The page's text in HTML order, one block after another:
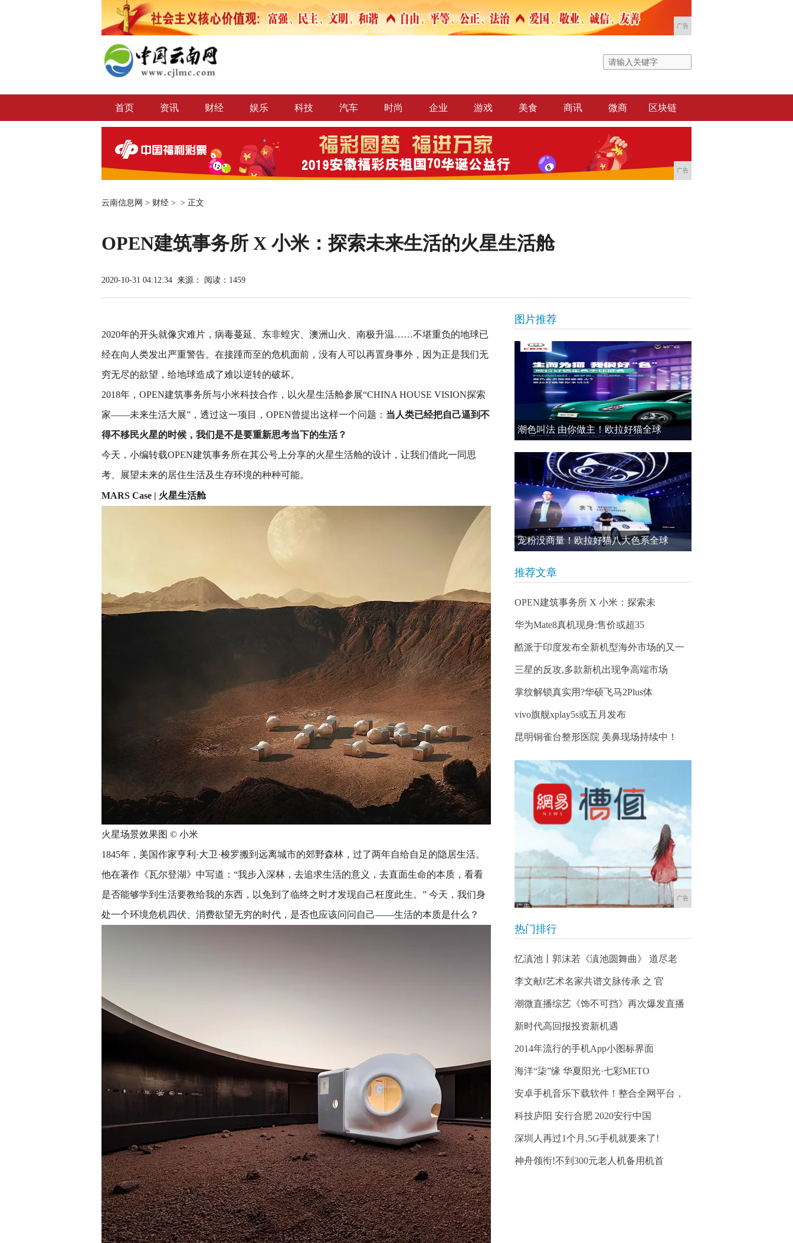
广告
首页 资讯 财经 娱乐 科技 汽车 时尚 企业 游戏 美食 商讯 微商 区块链
广告
云南信息网 > 财经 > > 正文
OPEN建筑事务所 X 小米：探索未来生活的火星生活舱
2020-10-31 04:12:34 来源： 阅读：1459
2020年的开头就像灾难片，病毒蔓延、东非蝗灾、澳洲山火、南极升温……不堪重负的地球已
经在向人类发出严重警告。在接踵而至的危机面前，没有人可以再置身事外，因为正是我们无
穷无尽的欲望，给地球造成了难以逆转的破坏。
2018年，OPEN建筑事务所与小米科技合作，以火星生活舱参展“CHINA HOUSE VISION探索
家——未来生活大展”，透过这一项目，OPEN曾提出这样一个问题： 当人类已经把自己逼到不
得不移民火星的时候，我们是不是要重新思考当下的生活？
今天，小编转载OPEN建筑事务所在其公号上分享的火星生活舱的设计，让我们借此一同思
考、展望未来的居住生活及生存环境的种种可能。
MARS Case | 火星生活舱
火星场景效果图 © 小米
1845年，美国作家亨利·大卫·梭罗搬到远离城市的郊野森林，过了两年自给自足的隐居生活。
他在著作《瓦尔登湖》中写道：“我步入深林，去追求生活的意义，去直面生命的本质，看看
是否能够学到生活要教给我的东西，以免到了临终之时才发现自己枉度此生。” 今天，我们身
处一个环境危机四伏、消费欲望无穷的时代，是否也应该问问自己——生活的本质是什么？
图片推荐
潮色叫法 由你做主！欧拉好猫全球
宠粉没商量！欧拉好猫八大色系全球
推荐文章
OPEN建筑事务所 X 小米：探索未
华为Mate8真机现身:售价或超35
酷派于印度发布全新机型海外市场的又一
三星的反攻,多款新机出现争高端市场
掌纹解锁真实用?华硕飞马2Plus体
vivo旗舰xplay5s或五月发布
昆明铜雀台整形医院 美鼻现场持续中！
广告
热门排行
忆滇池丨郭沫若《滇池圆舞曲》 道尽老
李文献‖艺术名家共谱文脉传承 之 官
潮微直播综艺《饰不可挡》再次爆发直播
新时代高回报投资新机遇
2014年流行的手机App小图标界面
海洋“柒”缘 华夏阳光·七彩METO
安卓手机音乐下载软件！整合全网平台，
科技庐阳 安行合肥 2020安行中国
深圳人再过1个月,5G手机就要来了!
神舟领衔!不到300元老人机备用机首